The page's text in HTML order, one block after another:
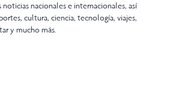
nacionales e internacionales, así
cultura, ciencia, tecnología, viajes,
y mucho más.